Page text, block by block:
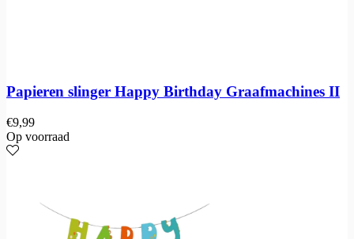
Papieren slinger Happy Birthday Graafmachines II
€9,99
Op voorraad